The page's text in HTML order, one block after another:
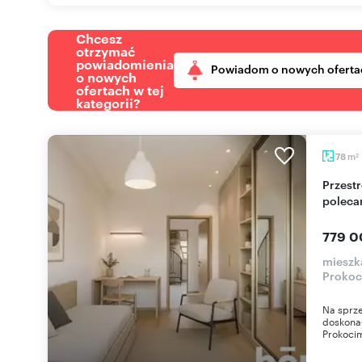
Chcesz
otrzymać
powiadomienia
o nowych
ofertach w tej
kategorii?
Powiadom o nowych
78 m2
Przestronne 4-pokojowe mieszkanie 78 m2
779
Na